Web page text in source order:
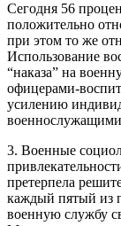
Сегодня 56
положительно
при этом то же
Использование
“наказа” на
офицерами-
усилению
3. Военные
претерпела
каждый пятый из
военную службу